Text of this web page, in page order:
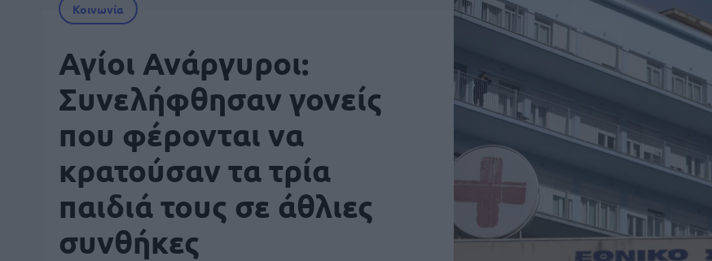
Κοινωνία
Αγίοι Ανάργυροι:
Συνελήφθησαν γονείς
που φέρονται να
κρατούσαν τα τρία
παιδιά τους σε άθλιες
συνθήκες